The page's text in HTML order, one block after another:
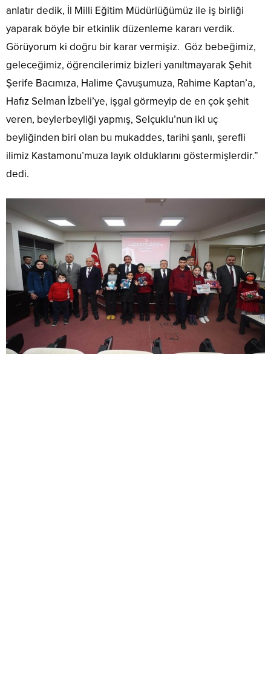
anlatır dedik, İl Milli Eğitim Müdürlüğümüz ile iş birliği
yaparak böyle bir etkinlik düzenleme kararı verdik.
Görüyorum ki doğru bir karar vermişiz. Göz bebeğimiz,
geleceğimiz, öğrencilerimiz bizleri yanıltmayarak Şehit
Şerife Bacımıza, Halime Çavuşumuza, Rahime Kaptan’a,
Hafız Selman İzbeli’ye, işgal görmeyip de en çok şehit
veren, beylerbeyliği yapmış, Selçuklu’nun iki uç
beyliğinden biri olan bu mukaddes, tarihi şanlı, şerefli
ilimiz Kastamonu’muza layık olduklarını göstermişlerdir.”
dedi.